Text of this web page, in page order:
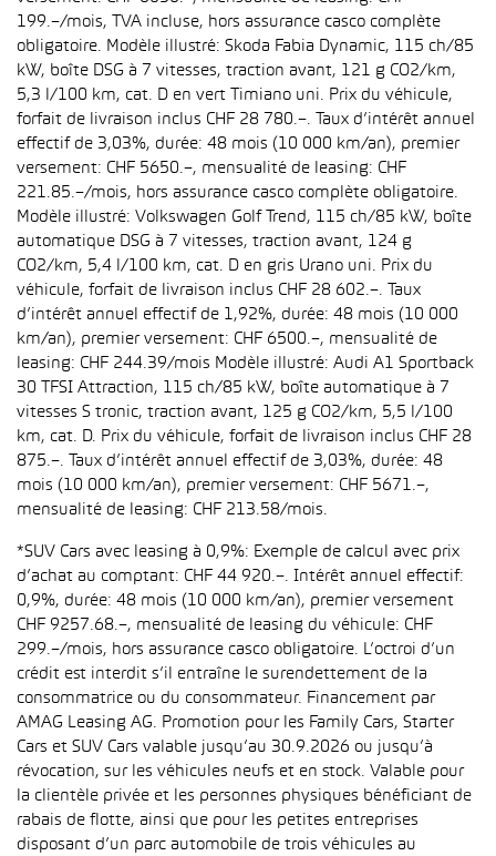
199.–/mois, TVA incluse, hors assurance casco complète
obligatoire. Modèle illustré: Skoda Fabia Dynamic, 115 ch/85
kW, boîte DSG à 7 vitesses, traction avant, 121 g CO2/km,
5,3 l/100 km, cat. D en vert Timiano uni. Prix du véhicule,
forfait de livraison inclus CHF 28 780.–. Taux d’intérêt annuel
effectif de 3,03%, durée: 48 mois (10 000 km/an), premier
versement: CHF 5650.–, mensualité de leasing: CHF
221.85.–/mois, hors assurance casco complète obligatoire.
Modèle illustré: Volkswagen Golf Trend, 115 ch/85 kW, boîte
automatique DSG à 7 vitesses, traction avant, 124 g
CO2/km, 5,4 l/100 km, cat. D en gris Urano uni. Prix du
véhicule, forfait de livraison inclus CHF 28 602.–. Taux
d’intérêt annuel effectif de 1,92%, durée: 48 mois (10 000
km/an), premier versement: CHF 6500.–, mensualité de
leasing: CHF 244.39/mois Modèle illustré: Audi A1 Sportback
30 TFSI Attraction, 115 ch/85 kW, boîte automatique à 7
vitesses S tronic, traction avant, 125 g CO2/km, 5,5 l/100
km, cat. D. Prix du véhicule, forfait de livraison inclus CHF 28
875.–. Taux d’intérêt annuel effectif de 3,03%, durée: 48
mois (10 000 km/an), premier versement: CHF 5671.–,
mensualité de leasing: CHF 213.58/mois.
*SUV Cars avec leasing à 0,9%: Exemple de calcul avec prix
d’achat au comptant: CHF 44 920.–. Intérêt annuel effectif:
0,9%, durée: 48 mois (10 000 km/an), premier versement
CHF 9257.68.–, mensualité de leasing du véhicule: CHF
299.–/mois, hors assurance casco obligatoire. L’octroi d’un
crédit est interdit s’il entraîne le surendettement de la
consommatrice ou du consommateur. Financement par
AMAG Leasing AG. Promotion pour les Family Cars, Starter
Cars et SUV Cars valable jusqu’au 30.9.2026 ou jusqu’à
révocation, sur les véhicules neufs et en stock. Valable pour
la clientèle privée et les personnes physiques bénéficiant de
rabais de flotte, ainsi que pour les petites entreprises
disposant d’un parc automobile de trois véhicules au